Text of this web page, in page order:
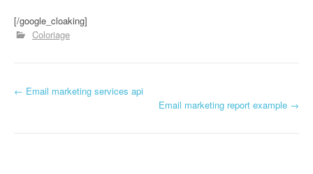
[/google_cloaking]
Coloriage
Navigation d'article
← Email marketing services api
Email marketing report example →